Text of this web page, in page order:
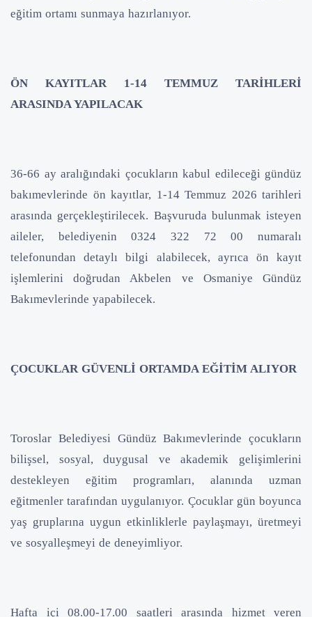
eğitim ortamı sunmaya hazırlanıyor.
ÖN KAYITLAR 1-14 TEMMUZ TARİHLERİ
ARASINDA YAPILACAK
36-66 ay aralığındaki çocukların kabul edileceği gündüz
bakımevlerinde ön kayıtlar, 1-14 Temmuz 2026 tarihleri
arasında gerçekleştirilecek. Başvuruda bulunmak isteyen
aileler, belediyenin 0324 322 72 00 numaralı
telefonundan detaylı bilgi alabilecek, ayrıca ön kayıt
işlemlerini doğrudan Akbelen ve Osmaniye Gündüz
Bakımevlerinde yapabilecek.
ÇOCUKLAR GÜVENLİ ORTAMDA EĞİTİM ALIYOR
Toroslar Belediyesi Gündüz Bakımevlerinde çocukların
bilişsel, sosyal, duygusal ve akademik gelişimlerini
destekleyen eğitim programları, alanında uzman
eğitmenler tarafından uygulanıyor. Çocuklar gün boyunca
yaş gruplarına uygun etkinliklerle paylaşmayı, üretmeyi
ve sosyalleşmeyi de deneyimliyor.
Hafta içi 08.00-17.00 saatleri arasında hizmet veren